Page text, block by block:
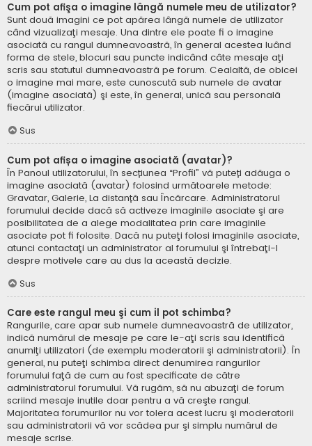
Cum pot afişa o imagine lângă numele meu de utilizator?
Sunt două imagini ce pot apărea lângă numele de utilizator
când vizualizaţi mesaje. Una dintre ele poate fi o imagine
asociată cu rangul dumneavoastră, în general acestea luând
forma de stele, blocuri sau puncte indicând câte mesaje aţi
scris sau statutul dumneavoastră pe forum. Cealaltă, de obicei
o imagine mai mare, este cunoscută sub numele de avatar
(imagine asociată) şi este, în general, unică sau personală
fiecărui utilizator.
Sus
Cum pot afișa o imagine asociată (avatar)?
În Panoul utilizatorului, în secțiunea “Profil” vă puteți adăuga o
imagine asociată (avatar) folosind următoarele metode:
Gravatar, Galerie, La distanță sau Încărcare. Administratorul
forumului decide dacă să activeze imaginile asociate şi are
posibilitatea de a alege modalitatea prin care imaginile
asociate pot fi folosite. Dacă nu puteţi folosi imaginile asociate,
atunci contactaţi un administrator al forumului şi întrebaţi-l
despre motivele care au dus la această decizie.
Sus
Care este rangul meu şi cum il pot schimba?
Rangurile, care apar sub numele dumneavoastră de utilizator,
indică numărul de mesaje pe care le-aţi scris sau identifică
anumiţi utilizatori (de exemplu moderatorii şi administratorii). În
general, nu puteţi schimba direct denumirea rangurilor
forumului faţă de cum au fost specificate de către
administratorul forumului. Vă rugăm, să nu abuzaţi de forum
scriind mesaje inutile doar pentru a vă creşte rangul.
Majoritatea forumurilor nu vor tolera acest lucru şi moderatorii
sau administratorii vă vor scădea pur şi simplu numărul de
mesaje scrise.